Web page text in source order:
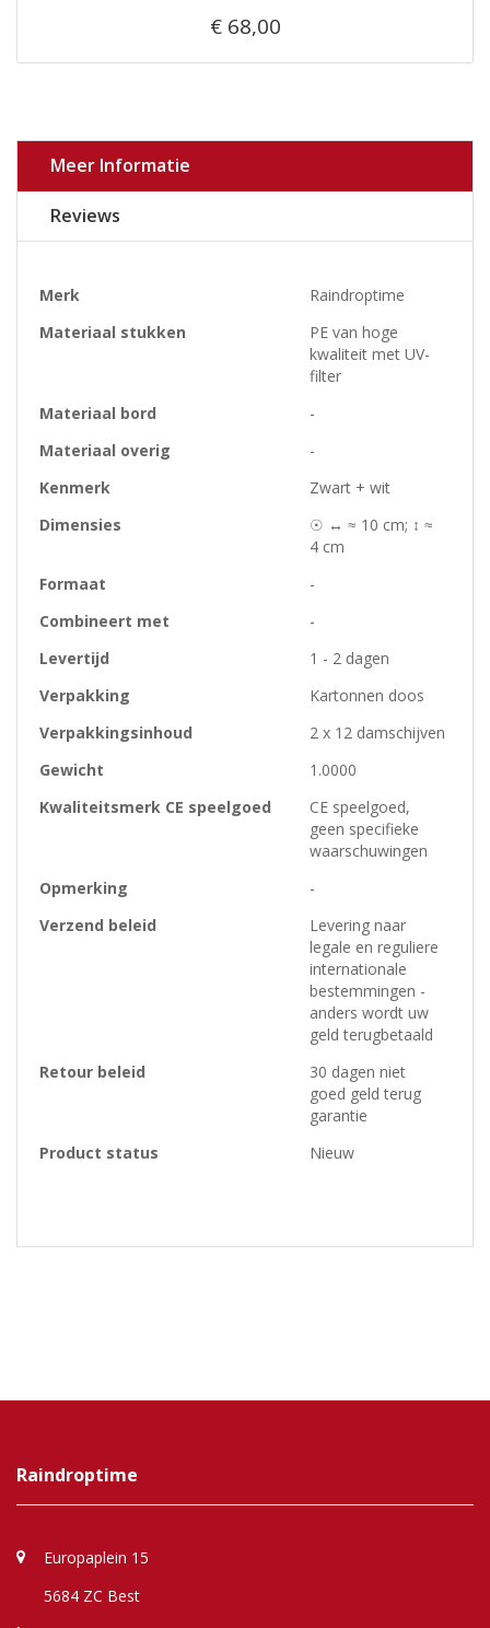
€ 68,00
Meer Informatie
Reviews
Meer
Merk
Raindroptime
Materiaal stukken
PE van hoge
kwaliteit met UV-
filter
Materiaal bord
-
Materiaal overig
-
Kenmerk
Zwart + wit
Dimensies
☉ ↔ ≈ 10 cm; ↕ ≈
4 cm
Formaat
-
Combineert met
-
Levertijd
1 - 2 dagen
Verpakking
Kartonnen doos
Verpakkingsinhoud
2 x 12 damschijven
Gewicht
1.0000
Kwaliteitsmerk CE speelgoed
CE speelgoed,
geen specifieke
waarschuwingen
Opmerking
-
Verzend beleid
Levering naar
legale en reguliere
internationale
bestemmingen -
anders wordt uw
geld terugbetaald
Retour beleid
30 dagen niet
goed geld terug
garantie
Product status
Nieuw
Raindroptime
Europaplein 15
5684 ZC Best